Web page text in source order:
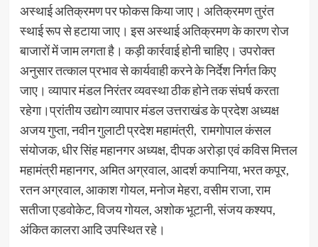
अस्थाई अतिक्रमण पर फोकस किया जाए। अतिक्रमण तुरंत
स्थाई रूप से हटाया जाए। इस अस्थाई अतिक्रमण के कारण रोज
बाजारों में जाम लगता है। कड़ी कार्रवाई होनी चाहिए। उपरोक्त
अनुसार तत्काल प्रभाव से कार्यवाही करने के निर्देश निर्गत किए
जाए। व्यापार मंडल निरंतर व्यवस्था ठीक होने तक संघर्ष करता
रहेगा।प्रांतीय उद्योग व्यापार मंडल उत्तराखंड के प्रदेश अध्यक्ष
अजय गुप्ता, नवीन गुलाटी प्रदेश महामंत्री, रामगोपाल कंसल
संयोजक, धीर सिंह महानगर अध्यक्ष, दीपक अरोड़ा एवं कविस मित्तल
महामंत्री महानगर, अमित अग्रवाल, आदर्श कपानिया, भरत कपूर,
रतन अग्रवाल, आकाश गोयल, मनोज मेहरा, वसीम राजा, राम
सतीजा एडवोकेट, विजय गोयल, अशोक भूटानी, संजय कश्यप,
अंकित कालरा आदि उपस्थित रहे।